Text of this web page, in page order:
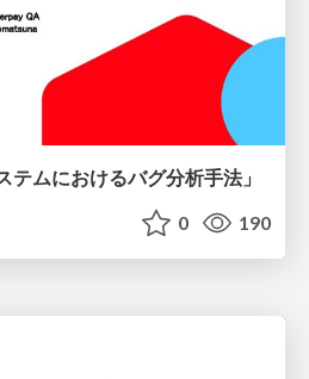
ムにおけるバグ分析手法」
0 190